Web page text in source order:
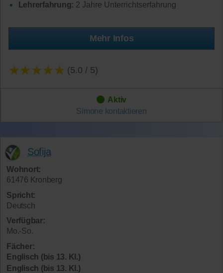
Lehrerfahrung: 2 Jahre Unterrichtserfahrung
Mehr Infos
★★★★★ (5.0 / 5)
Aktiv
Simone kontaktieren
Sofija
Wohnort:
61476 Kronberg
Spricht:
Deutsch
Verfügbar:
Mo.-So.
Fächer:
Englisch (bis 13. Kl.)
Englisch (bis 13. Kl.)